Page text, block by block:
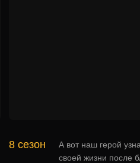
8 сезон
А вот наш герой
своей жизни после